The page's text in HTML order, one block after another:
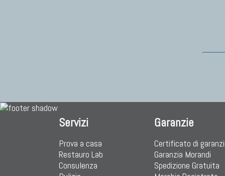
Servizi
Prova a casa
Restauro Lab
Consulenza
Garanzie
Certificato di
Garanzia Morandi
Spedizione Gratuita